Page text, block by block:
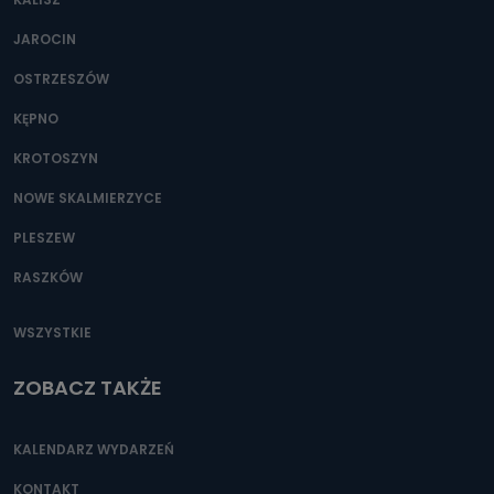
JAROCIN
OSTRZESZÓW
KĘPNO
KROTOSZYN
NOWE SKALMIERZYCE
PLESZEW
RASZKÓW
WSZYSTKIE
ZOBACZ TAKŻE
KALENDARZ WYDARZEŃ
KONTAKT